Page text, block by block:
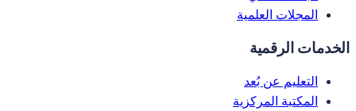
المجلات العلمية
الخدمات الرقمية
التعليم عن بُعد
المكتبة المركزية